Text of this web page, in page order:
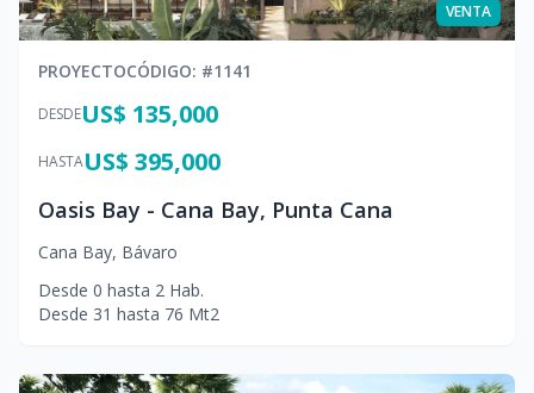
VENTA
PROYECTOCÓDIGO: #1141
DESDEUS$ 135,000
HASTAUS$ 395,000
Oasis Bay - Cana Bay, Punta Cana
Cana Bay, Bávaro
Desde 0 hasta 2 Hab.
Desde 31 hasta 76 Mt2